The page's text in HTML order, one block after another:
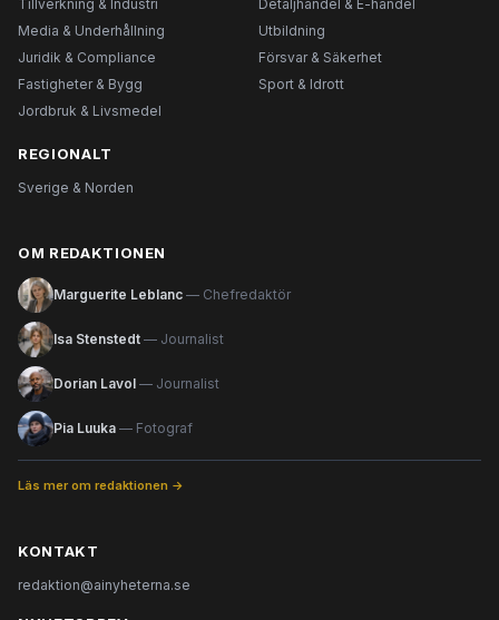
Tillverkning & Industri
Detaljhandel & E-handel
Media & Underhållning
Utbildning
Juridik & Compliance
Försvar & Säkerhet
Fastigheter & Bygg
Sport & Idrott
Jordbruk & Livsmedel
REGIONALT
Sverige & Norden
OM REDAKTIONEN
Marguerite Leblanc — Chefredaktör
Isa Stenstedt — Journalist
Dorian Lavol — Journalist
Pia Luuka — Fotograf
Läs mer om redaktionen →
KONTAKT
redaktion@ainyheterna.se